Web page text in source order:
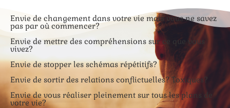
Envie de changement dans votre vie mais vous ne savez
pas par où commencer?
Envie de mettre des compréhensions sur ce que vous
vivez?
Envie de stopper les schémas répétitifs?
Envie de sortir des relations conflictuelles? Toxiques?
Envie de vous réaliser pleinement sur tous les plans de
votre vie?